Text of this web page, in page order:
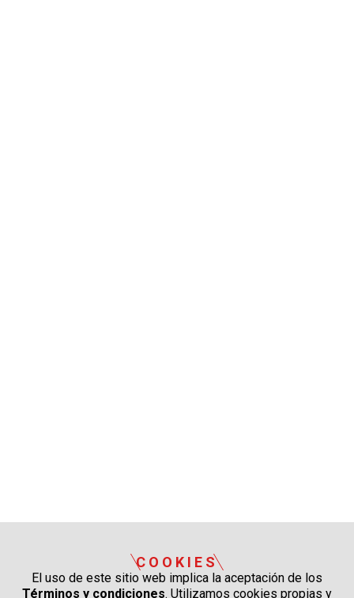
COOKIES
El uso de este sitio web implica la aceptación de los
Términos y condiciones. Utilizamos cookies propias y